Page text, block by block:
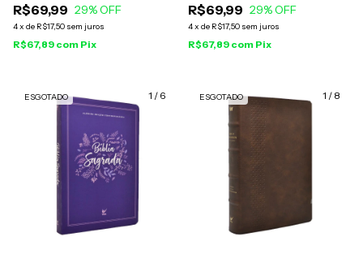
R$69,99 29% OFF
4x de R$17,50 sem juros
R$67,89 com Pix
R$69,99 29% OFF
4x de R$17,50 sem juros
R$67,89 com Pix
1 / 6
ESGOTADO 1 / 8
ESGOTADO